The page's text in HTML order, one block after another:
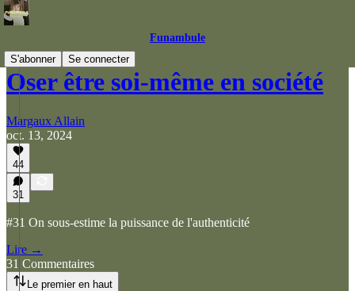
Funambule
S'abonner
Se connecter
Oser être soi-même en société
Margaux Allain
oct. 13, 2024
44
31
#31 On sous-estime la puissance de l'authenticité
Lire →
31 Commentaires
Le premier en haut